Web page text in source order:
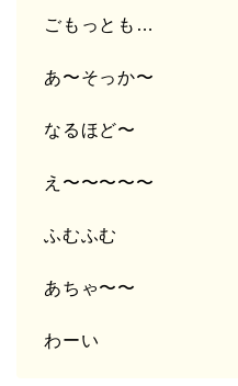
ごもっとも…
あ〜そっか〜
なるほど〜
え〜〜〜〜〜
ふむふむ
あちゃ〜〜
わーい